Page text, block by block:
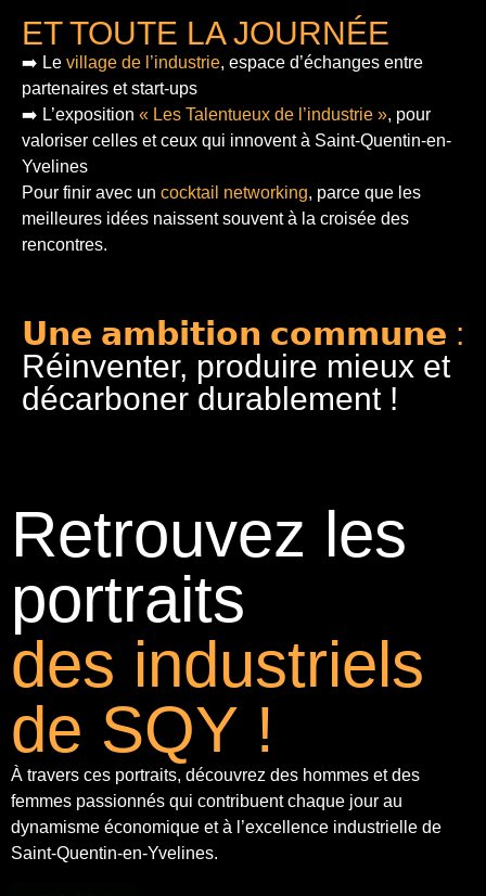
ET TOUTE LA JOURNÉE
➡️ Le village de l’industrie, espace d’échanges entre
partenaires et start-ups
➡️ L’exposition « Les Talentueux de l’industrie », pour
valoriser celles et ceux qui innovent à Saint-Quentin-en-
Yvelines
Pour finir avec un cocktail networking, parce que les
meilleures idées naissent souvent à la croisée des
rencontres.
𝗨𝗻𝗲 𝗮𝗺𝗯𝗶𝘁𝗶𝗼𝗻 𝗰𝗼𝗺𝗺𝘂𝗻𝗲 :
Réinventer, produire mieux et
décarboner durablement !
Retrouvez les
portraits
des industriels
de SQY !
À travers ces portraits, découvrez des hommes et des
femmes passionnés qui contribuent chaque jour au
dynamisme économique et à l’excellence industrielle de
Saint-Quentin-en-Yvelines.